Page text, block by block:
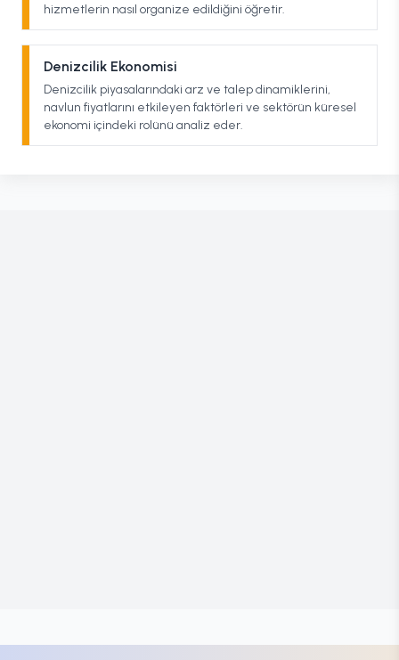
hizmetlerin nasıl organize edildiğini öğretir.
Denizcilik Ekonomisi
Denizcilik piyasalarındaki arz ve talep dinamiklerini,
navlun fiyatlarını etkileyen faktörleri ve sektörün küresel
ekonomi içindeki rolünü analiz eder.